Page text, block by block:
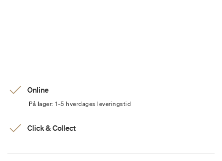
Online
På lager: 1-5 hverdages leveringstid
Click & Collect